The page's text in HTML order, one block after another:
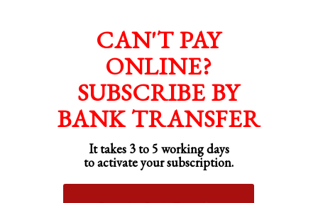
CAN'T PAY
ONLINE?
SUBSCRIBE BY
BANK TRANSFER
It takes 3 to 5 working days
to activate your subscription.